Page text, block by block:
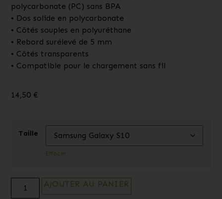
polycarbonate (PC) sans BPA
• Dos solide en polycarbonate
• Côtés souples en polyuréthane
• Rebord surélevé de 5 mm
• Côtés transparents
• Compatible pour le chargement sans fil
14,50 €
Taille
Effacer
AJOUTER AU PANIER